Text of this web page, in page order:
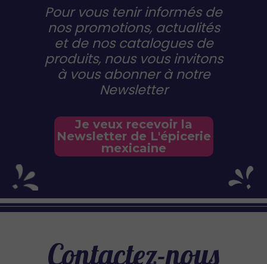
Je veux recevoir la
Newsletter de L'épicerie
mexicaine
Pour vous tenir informés de
nos promotions, actualités
et de nos catalogues de
produits, nous vous invitons
à vous abonner à notre
Newsletter
Contactez-nous